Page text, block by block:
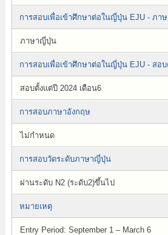
การสอบเพื่อเข้าศึกษาต่อในญี่ปุ่น EJU - ภา
ภาษาญี่ปุ่น
การสอบเพื่อเข้าศึกษาต่อในญี่ปุ่น EJU - สอบ
สอบตั้งแต่ปี 2024 เดือน6
การสอบภาษาอังกฤษ
ไม่กำหนด
การสอบวัดระดับภาษาญี่ปุ่น
ผ่านระดับ N2 (ระดับ2)ขึ้นไป
หมายเหตุ
Entry Period: September 1 – March 6